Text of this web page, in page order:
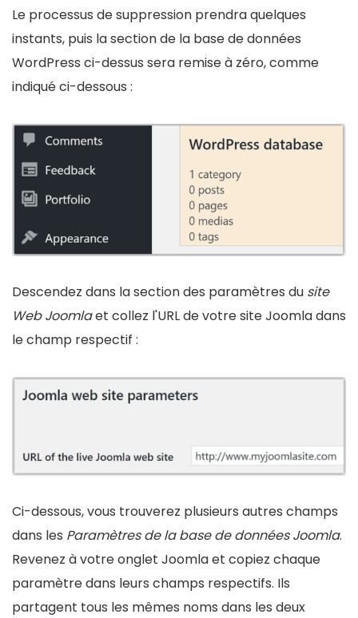
Le processus de suppression prendra quelques
instants, puis la section de la base de données
WordPress ci-dessus sera remise à zéro, comme
indiqué ci-dessous :
Descendez dans la section des paramètres du site
Web Joomlaet collez l'URL de votre site Joomla dans
le champ respectif :
Ci-dessous, vous trouverez plusieurs autres champs
dans les Paramètres de la base de données Joomla.
Revenez à votre onglet Joomla et copiez chaque
paramètre dans leurs champs respectifs. Ils
partagent tous les mêmes noms dans les deux